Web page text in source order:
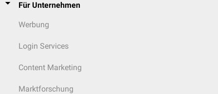
Für Unternehmen
Werbung
Login Services
Content Marketing
Marktforschung